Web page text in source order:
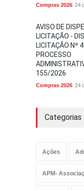
Compras 2026 24
AVISO DE
LICITAÇÃO -
LICITAÇÃO Nº
PROCESSO
155/2026
Compras 2026 24
Categorias
Ações
APM-